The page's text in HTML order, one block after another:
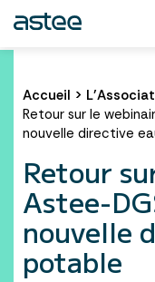
Accueil >
Retour sur le
nouvelle directive
Retour
Astee-
nouvelle
potable